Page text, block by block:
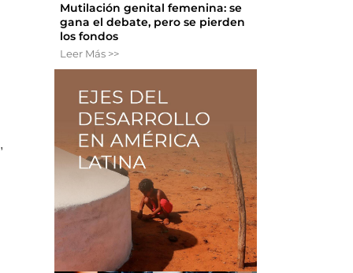
Mutilación genital femenina: se
gana el debate, pero se pierden
los fondos
Leer Más >>